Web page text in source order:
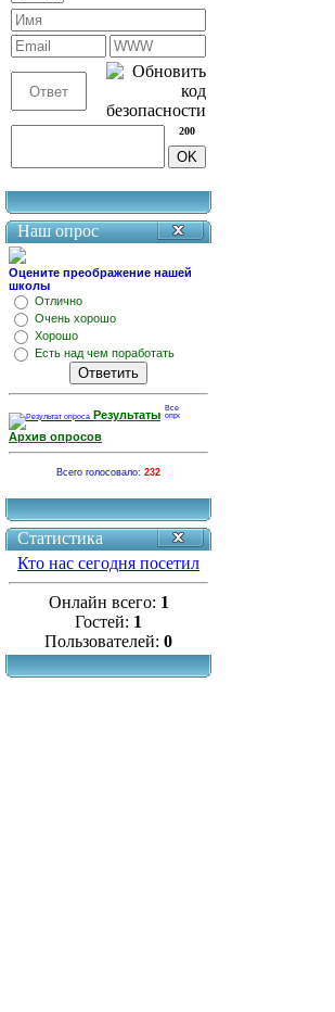
200
Наш опрос
Оцените преображение нашей
школы
Отлично
Очень хорошо
Хорошо
Есть над чем поработать
Результаты
Архив опросов
Всего голосовало: 232
Статистика
Кто нас сегодня посетил
Онлайн всего: 1
Гостей: 1
Пользователей: 0